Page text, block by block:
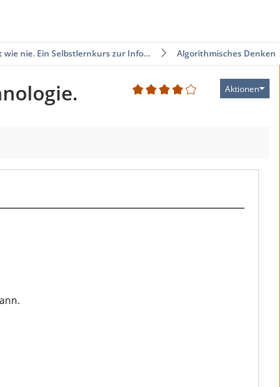
wie nie. Ein Selbstlernkurs zur Info… Algorithmisches Denken
1 Aktionen